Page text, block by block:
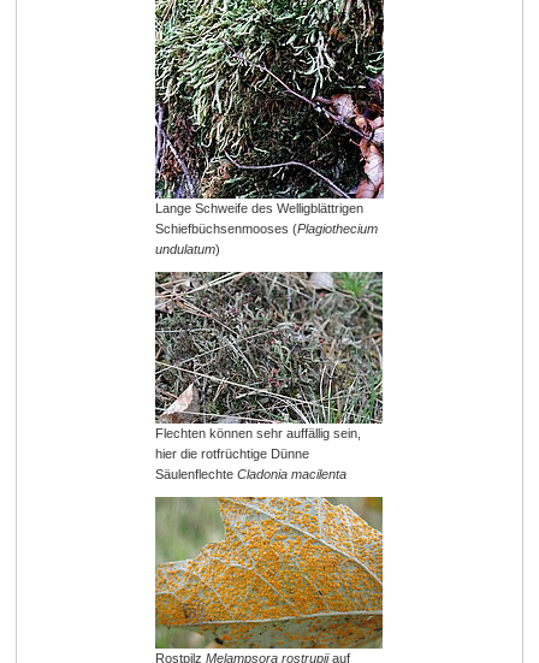
Lange Schweife des Welligblättrigen
Schiefbüchsenmooses (Plagiothecium
undulatum)
Flechten können sehr auffällig sein,
hier die rotfrüchtige Dünne
Säulenflechte Cladonia macilenta
Rostpilz Melampsora rostrupiiauf